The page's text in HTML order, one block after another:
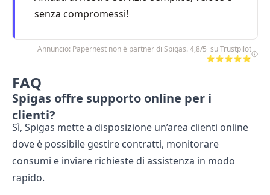
senza compromessi!
Annuncio: Papernest non è partner di Spigas. 4,8/5 su Trustpilot
⭐⭐⭐⭐⭐
FAQ
Spigas offre supporto online per i
clienti?
Sì, Spigas mette a disposizione un’area clienti online
dove è possibile gestire contratti, monitorare
consumi e inviare richieste di assistenza in modo
rapido.